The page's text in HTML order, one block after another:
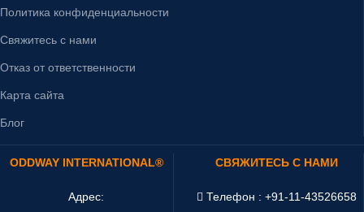
Политика конфиденциальности
Свяжитесь с нами
Отказ от ответственности
Карта сайта
Блог
ODDWAY INTERNATIONAL®
Адрес:
СВЯЖИТЕСЬ С НАМИ
Телефон : +91-11-43526658